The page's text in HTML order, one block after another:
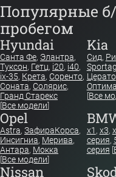
Популярные
пробегом
Hyundai
Санта Фе, Элантра,
Туксон, Гетц, i20, i40,
ix-35, Крета, Соренто,
Соната, Солярис,
Гранд Старекс
[Все модели]
Kia
Сид,
Церато
Оптима
[Все
Opel
Astra, ЗафираКорса,
Инсигниа, Мерива,
Антара, Мокка
[Все модели]
x1 , x3,
серия,
серия [
Nissan